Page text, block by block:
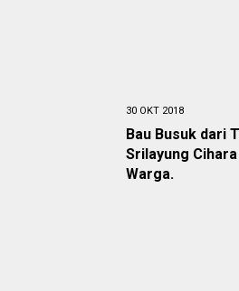
30 OKT 2018
Bau Busuk dari
Srilayung
Warga.